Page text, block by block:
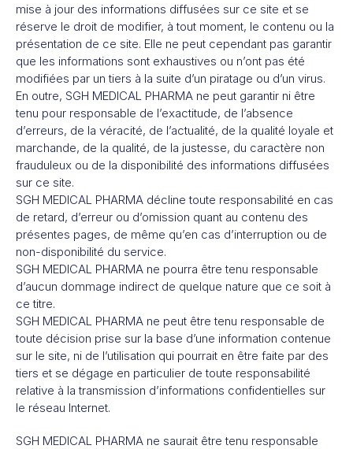
mise à jour des informations diffusées sur ce site et se
réserve le droit de modifier, à tout moment, le contenu ou la
présentation de ce site. Elle ne peut cependant pas garantir
que les informations sont exhaustives ou n’ont pas été
modifiées par un tiers à la suite d’un piratage ou d’un virus.
En outre, SGH MEDICAL PHARMA ne peut garantir ni être
tenu pour responsable de l’exactitude, de l’absence
d’erreurs, de la véracité, de l’actualité, de la qualité loyale et
marchande, de la qualité, de la justesse, du caractère non
frauduleux ou de la disponibilité des informations diffusées
sur ce site.
SGH MEDICAL PHARMA décline toute responsabilité en cas
de retard, d’erreur ou d’omission quant au contenu des
présentes pages, de même qu’en cas d’interruption ou de
non-disponibilité du service.
SGH MEDICAL PHARMA ne pourra être tenu responsable
d’aucun dommage indirect de quelque nature que ce soit à
ce titre.
SGH MEDICAL PHARMA ne peut être tenu responsable de
toute décision prise sur la base d’une information contenue
sur le site, ni de l’utilisation qui pourrait en être faite par des
tiers et se dégage en particulier de toute responsabilité
relative à la transmission d’informations confidentielles sur
le réseau Internet.
SGH MEDICAL PHARMA ne saurait être tenu responsable